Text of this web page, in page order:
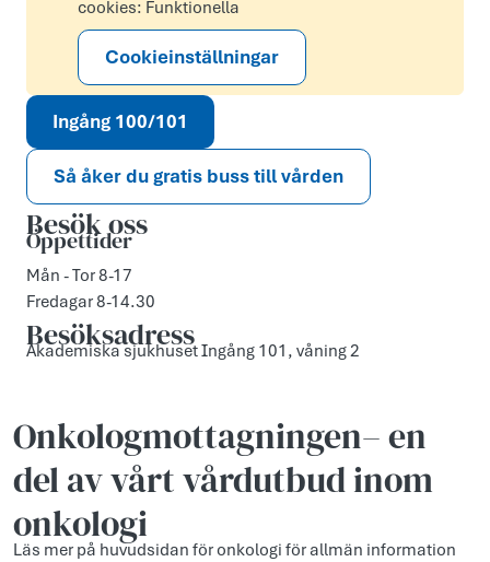
cookies: Funktionella
Cookieinställningar
Ingång 100/101
Så åker du gratis buss till vården
Besök oss
Öppettider
Mån - Tor 8-17
Fredagar 8-14.30
Besöksadress
Akademiska sjukhuset Ingång 101, våning 2
Onkologmottagningen– en
del av vårt vårdutbud inom
onkologi
Läs mer på huvudsidan för onkologi för allmän information